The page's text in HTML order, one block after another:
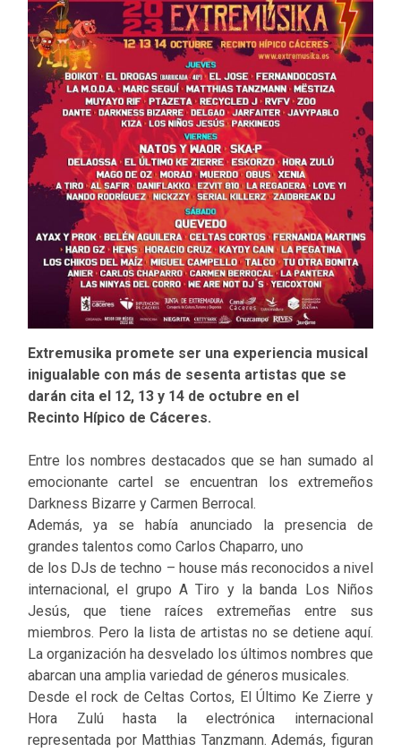
Extremusika promete ser una experiencia musical
inigualable con más de sesenta artistas que se
darán cita el 12, 13 y 14 de octubre en el
Recinto Hípico de Cáceres.
Entre los nombres destacados que se han sumado al
emocionante cartel se encuentran los extremeños
Darkness Bizarre y Carmen Berrocal.
Además, ya se había anunciado la presencia de
grandes talentos como Carlos Chaparro, uno
de los DJs de techno – house más reconocidos a nivel
internacional, el grupo A Tiro y la banda Los Niños
Jesús, que tiene raíces extremeñas entre sus
miembros. Pero la lista de artistas no se detiene aquí.
La organización ha desvelado los últimos nombres que
abarcan una amplia variedad de géneros musicales.
Desde el rock de Celtas Cortos, El Último Ke Zierre y
Hora Zulú hasta la electrónica internacional
representada por Matthias Tanzmann. Además, figuran